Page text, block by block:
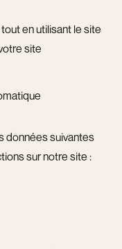
en utilisant le site
site
données suivantes
sur notre site :